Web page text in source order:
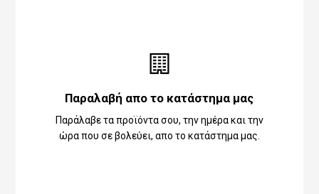
Παραλαβή απο το κατάστημα μας
Παράλαβε τα προϊόντα σου, την ημέρα και την
ώρα που σε βολεύει, απο το κατάστημα μας.